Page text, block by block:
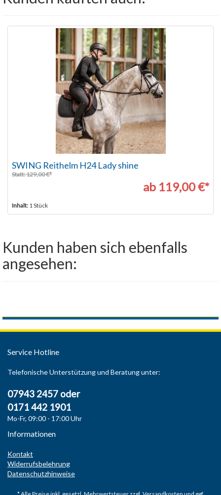
SWING Reithelm H24 Lady shine
Statt: 129,00 €*
ab 119,00 €*
Inhalt: 1 Stück
Kunden haben sich ebenfalls
angesehen:
Service Hotline
Telefonische Unterstützung und Beratung unter:
07943 2457 oder
0171 442 1901
Mo-Fr, 09:00 - 17:00 Uhr
Informationen
Kontakt
Widerrufsbelehrung
Datenschutzhinweise